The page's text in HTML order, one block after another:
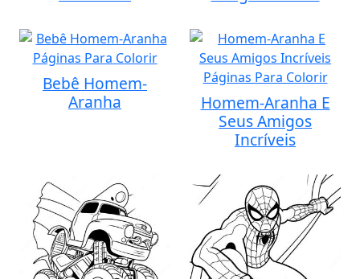
Bebê Homem-
Aranha
Homem-Aranha E
Seus Amigos
Incríveis